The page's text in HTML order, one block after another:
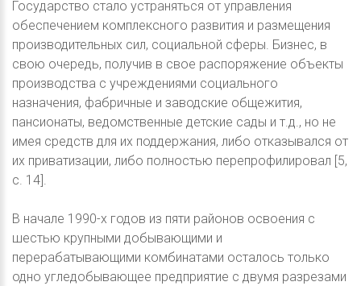
Государство стало устраняться от управления
обеспечением комплексного развития и размещения
производительных сил, социальной сферы. Бизнес, в
свою очередь, получив в свое распоряжение объекты
производства с учреждениями социального
назначения, фабричные и заводские общежития,
пансионаты, ведомственные детские сады и т.д., но не
имея средств для их поддержания, либо отказывался от
их приватизации, либо полностью перепрофилировал [5,
с. 14].
В начале 1990-х годов из пяти районов освоения с
шестью крупными добывающими и
перерабатывающими комбинатами осталось только
одно угледобывающее предприятие с двумя разрезами